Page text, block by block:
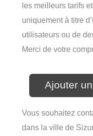
les meilleurs tarifs
uniquement à titre
utilisateurs ou de
Merci de votre
Ajouter
Vous souhaitez
dans la ville de